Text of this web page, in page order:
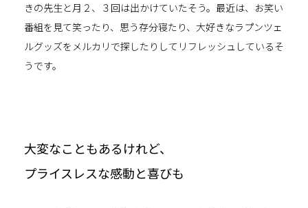
きの先生と月２、３回は出かけていたそう。最近は、お笑い
番組を見て笑ったり、思う存分寝たり、大好きなラプンツェ
ルグッズをメルカリで探したりしてリフレッシュしているそ
うです。
大変なこともあるけれど、
プライスレスな感動と喜びも